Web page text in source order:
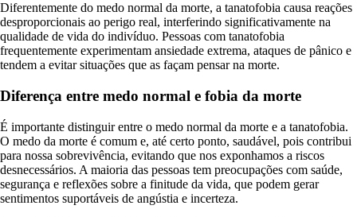
Diferentemente do medo normal da morte, a tanatofobia causa reações
desproporcionais ao perigo real, interferindo significativamente na
qualidade de vida do indivíduo. Pessoas com tanatofobia
frequentemente experimentam ansiedade extrema, ataques de pânico e
tendem a evitar situações que as façam pensar na morte.
Diferença entre medo normal e fobia da morte
É importante distinguir entre o medo normal da morte e a tanatofobia.
O medo da morte é comum e, até certo ponto, saudável, pois contribui
para nossa sobrevivência, evitando que nos exponhamos a riscos
desnecessários. A maioria das pessoas tem preocupações com saúde,
segurança e reflexões sobre a finitude da vida, que podem gerar
sentimentos suportáveis de angústia e incerteza.